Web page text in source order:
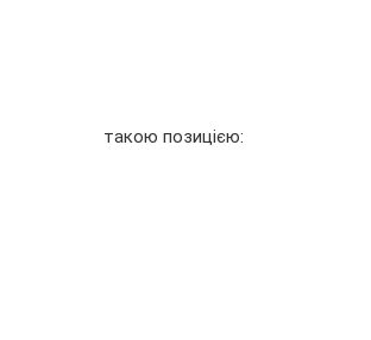
такою позицією: